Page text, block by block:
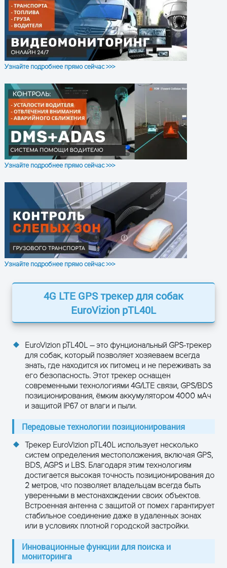
Узнайте подробнее прямо сейчас >>>
Узнайте подробнее прямо сейчас >>>
Узнайте подробнее прямо сейчас >>>
4G LTE GPS трекер для собак
EuroVizion pTL40L
EuroVizion pTL40L – это фунциональный GPS-трекер
для собак, который позволяет хозяеваем всегда
знать, где находится их питомец и не переживать за
его безопасность. Этот трекер оснащен
современными технологиями 4G/LTE связи, GPS/BDS
позиционирования, ёмким аккумулятором 4000 мАч
и защитой IP67 от влаги и пыли.
Передовые технологии позиционирования
Трекер EuroVizion pTL40L использует несколько
систем определения местоположения, включая GPS,
BDS, AGPS и LBS. Благодаря этим технологиям
достигается высокая точность позиционирования до
2 метров, что позволяет владельцам всегда быть
уверенными в местонахождении своих объектов.
Встроенная антенна с защитой от помех гарантирует
стабильное соединение даже в удаленных зонах
или в условиях плотной городской застройки.
Инновационные функции для поиска и
мониторинга
Суона: 1 выход
Светодиоды: красный
(зарядка), жёлтый
(GPS), синий (4G), белый
(запись активности)
Сетевые
протоколы
МГц
Beidou: B1
1561.098±2.046 МГц
Питание Батарея, DC 3.4–4.5 В
В рабочем состоянии: 4
В режиме ожидания: 4 В
/ 4.8 мА
Аккумулятор
4000 мАч (3.7 В,
полимерный)
Диапазон рабочих
температур
-20°C…+75°C
Температура
хранения
-30°C…+80°C
влажность
10–85% RH (без
образования конденсата)
Модуль связи
SIMCOM A7670E-LASE
Режим
позиционирования
BDS/GPS/AGPS/LBS
Время холодного
старта
32 секунды
Время горячего
старта
1 секунда
Чувствительность
трекинга
-162 dBm
Точность
позиционирования
<2 м (1σ)
Точность времени <30 нс (1σ)
Размеры 82×49×38 мм
Материал корпуса Нейлоновый пластик
ПОЛУЧИТЬ КОНСУЛЬТАЦИЮ